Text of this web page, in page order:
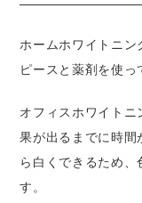
ホームホワイトニン
ピースと薬剤を使っ
オフィスホワイトニ
果が出るまでに時間
ら白くできるため、
す。